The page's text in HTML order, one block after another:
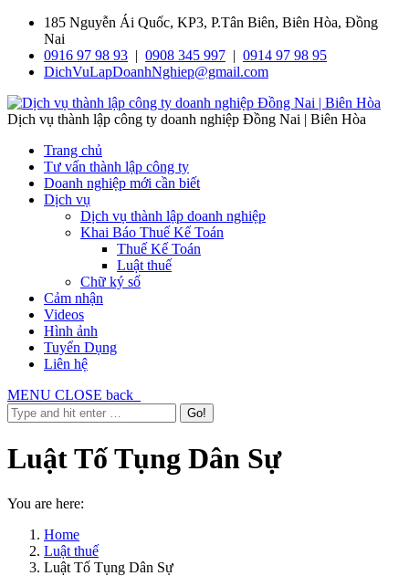
185 Nguyễn Ái Quốc, KP3, P.Tân Biên, Biên Hòa, Đồng
Nai
0916 97 98 93 | 0908 345 997 | 0914 97 98 95
DichVuLapDoanhNghiep@gmail.com
Dịch vụ thành lập công ty doanh nghiệp Đồng Nai | Biên Hòa
Trang chủ
Tư vấn thành lập công ty
Doanh nghiệp mới cần biết
Dịch vụ
Dịch vụ thành lập doanh nghiệp
Khai Báo Thuế Kế Toán
Thuế Kế Toán
Luật thuế
Chữ ký số
Cảm nhận
Videos
Hình ảnh
Tuyển Dụng
Liên hệ
MENU CLOSE back
Luật Tố Tụng Dân Sự
You are here:
Home
Luật thuế
Luật Tố Tụng Dân Sự